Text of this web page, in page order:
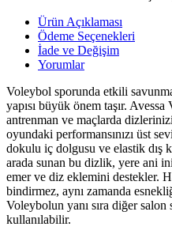
Ürün Açıklaması
Ödeme Seçenekleri
İade ve Değişim
Yorumlar
Voleybol sporunda etkili
yapısı büyük önem taşır.
antrenman ve maçlarda
oyundaki performansınızı üst
dokulu iç dolgusu ve elastik dış
arada sunan bu dizlik, yere ani
emer ve diz eklemini destekler.
bindirmez, aynı zamanda
Voleybolun yanı sıra diğer salon
kullanılabilir.